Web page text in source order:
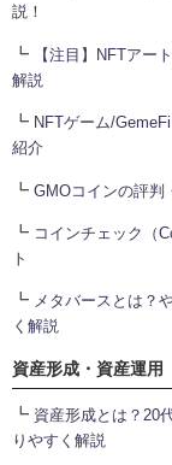
説！
┗
【注目】NFTアー
解説
┗ NFTゲーム/
紹介
┗ GMOコインの評判
┗ コインチェック（
ト
┗ メタバースとは？
く解説
資産形成・資産運用
┗ 資産形成とは？20
りやすく解説